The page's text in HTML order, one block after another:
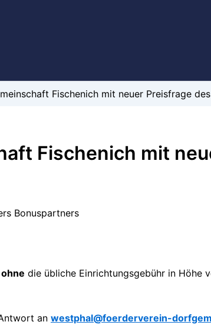
Fischenich mit neuer Preisfrage
Fischenich mit
Bonuspartners
ohne die übliche Einrichtungsgebühr in Höhe
an westphal@foerderverein-